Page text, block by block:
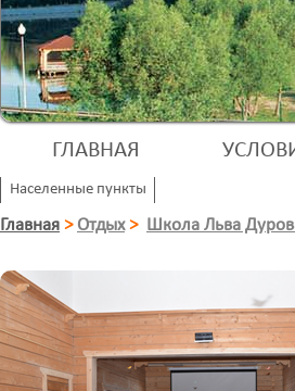
ГЛАВНАЯ
Населенные пункты
Главная > Отдых > Школа Льва